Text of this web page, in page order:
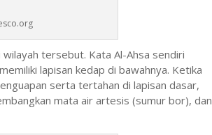
tersebut. Kata Al-Ahsa sendiri
lapisan kedap di bawahnya. Ketika
serta tertahan di lapisan dasar,
mata air artesis (sumur bor), dan